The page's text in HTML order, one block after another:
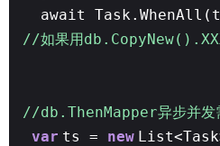
await
//如果用
//db.ThenMapper异步并发
var ts = new